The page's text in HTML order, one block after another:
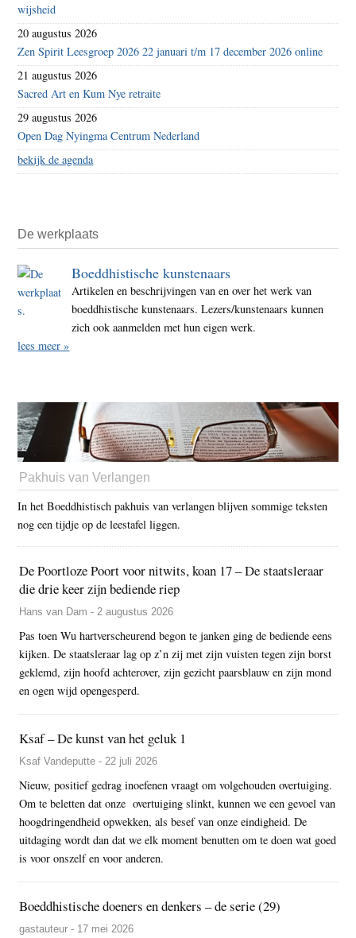
wijsheid
20 augustus 2026
Zen Spirit Leesgroep 2026 22 januari t/m 17 december 2026 online
21 augustus 2026
Sacred Art en Kum Nye retraite
29 augustus 2026
Open Dag Nyingma Centrum Nederland
bekijk de agenda
De werkplaats
Boeddhistische kunstenaars
Artikelen en beschrijvingen van en over het werk van
boeddhistische kunstenaars. Lezers/kunstenaars kunnen
zich ook aanmelden met hun eigen werk.
lees meer »
Pakhuis van Verlangen
In het Boeddhistisch pakhuis van verlangen blijven sommige teksten
nog een tijdje op de leestafel liggen.
De Poortloze Poort voor nitwits, koan 17 – De staatsleraar
die drie keer zijn bediende riep
Hans van Dam - 2 augustus 2026
Pas toen Wu hartverscheurend begon te janken ging de bediende eens
kijken. De staatsleraar lag op z’n zij met zijn vuisten tegen zijn borst
geklemd, zijn hoofd achterover, zijn gezicht paarsblauw en zijn mond
en ogen wijd opengesperd.
Ksaf – De kunst van het geluk 1
Ksaf Vandeputte - 22 juli 2026
Nieuw, positief gedrag inoefenen vraagt om volgehouden overtuiging.
Om te beletten dat onze overtuiging slinkt, kunnen we een gevoel van
hoogdringendheid opwekken, als besef van onze eindigheid. De
uitdaging wordt dan dat we elk moment benutten om te doen wat goed
is voor onszelf en voor anderen.
Boeddhistische doeners en denkers – de serie (29)
gastauteur - 17 mei 2026